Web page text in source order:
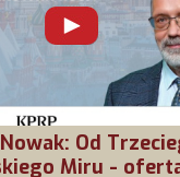
Od
Miru -